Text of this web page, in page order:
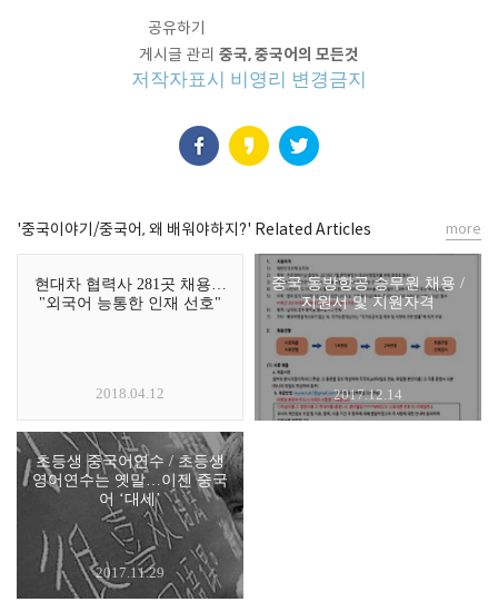
공유하기
게시글 관리 중국, 중국어의 모든것
저작자표시 비영리 변경금지
'중국이야기/중국어, 왜 배워야하지?' Related Articles
현대차 협력사 281곳 채용…
"외국어 능통한 인재 선호"
2018.04.12
중국 동방항공 승무원 채용 /
지원서 및 지원자격
2017.12.14
초등생 중국어연수 / 초등생
영어연수는 옛말…이젠 중국
어 ‘대세’
2017.11.29
more